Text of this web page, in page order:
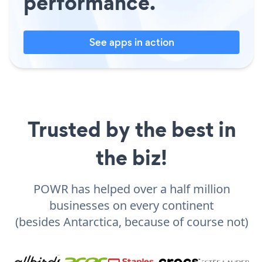
See apps in action
Trusted by the best in
the biz!
POWR has helped over a half million
businesses on every continent
(besides Antarctica, because of course not)